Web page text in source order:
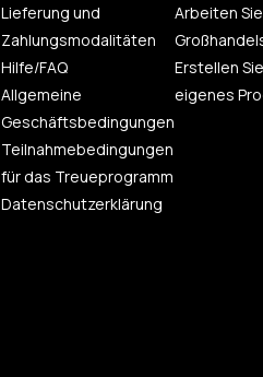
Lieferung und
Zahlungsmodalitäten
Hilfe/FAQ
Allgemeine
Geschäftsbedingungen
Teilnahmebedingungen
für das Treueprogramm
Datenschutzerklärung
Arbeiten
Erstellen
eigenes